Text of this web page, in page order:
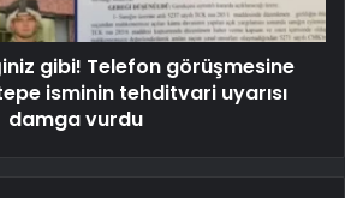
gibi! Telefon görüşmesine
isminin tehditvari uyarısı
damga vurdu